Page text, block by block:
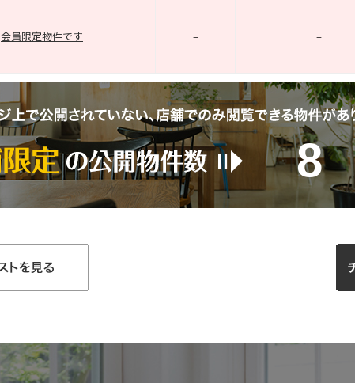
会員限定物件です
– –
8